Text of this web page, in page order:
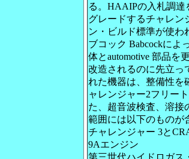
る。HAAIPの入札調
グレードするチャレン
ン・ビルド標準が使わ
ブコック Babcockによ
体とautomotive 部品を
改造されるのに先立っ
れた機器は、整備性を
ャレンジャー2フリー
た、超音波検査、溶接
範囲には以下のものが
チャレンジャー 3と
9Aエンジン
第三世代ハイドロガス